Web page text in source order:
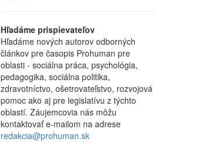
Hľadáme prispievateľov
Hľadáme nových autorov odborných
článkov pre časopis Prohuman pre
oblasti - sociálna práca, psychológia,
pedagogika, sociálna politika,
zdravotníctvo, ošetrovateľstvo, rozvojová
pomoc ako aj pre legislatívu z týchto
oblastí. Záujemcovia nás môžu
kontaktovať e-mailom na adrese
redakcia@prohuman.sk